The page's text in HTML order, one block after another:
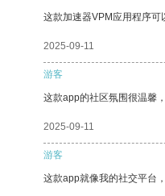
这款加速器VPM应用程序可
2025-09-11
游客
这款app的社区氛围很温馨
2025-09-11
游客
这款app就像我的社交平台